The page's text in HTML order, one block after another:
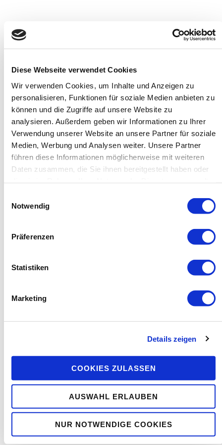
Diese Webseite verwendet Cookies
Wir verwenden Cookies, um Inhalte und Anzeigen zu
personalisieren, Funktionen für soziale Medien anbieten zu
können und die Zugriffe auf unsere Website zu
analysieren. Außerdem geben wir Informationen zu Ihrer
Verwendung unserer Website an unsere Partner für soziale
Medien, Werbung und Analysen weiter. Unsere Partner
führen diese Informationen möglicherweise mit weiteren
Daten zusammen, die Sie ihnen bereitgestellt haben oder
Notwendig
Präferenzen
Statistiken
Marketing
Details zeigen
COOKIES ZULASSEN
AUSWAHL ERLAUBEN
NUR NOTWENDIGE COOKIES